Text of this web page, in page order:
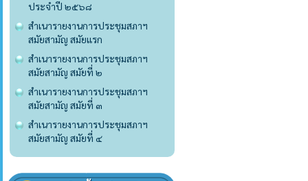
ประจำปี ๒๕๖๘
สำเนารายงานการประชุมสภาฯ
สมัยสามัญ สมัยแรก
สำเนารายงานการประชุมสภาฯ
สมัยสามัญ สมัยที่ ๒
สำเนารายงานการประชุมสภาฯ
สมัยสามัญ สมัยที่ ๓
สำเนารายงานการประชุมสภาฯ
สมัยสามัญ สมัยที่ ๔